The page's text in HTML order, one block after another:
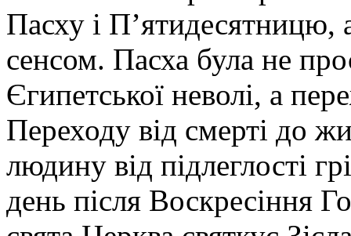
Пасху і П’ятидесятницю,
сенсом. Пасха була не
Єгипетської неволі, а
Переходу від смерті до
людину від підлеглості
день після Воскресіння